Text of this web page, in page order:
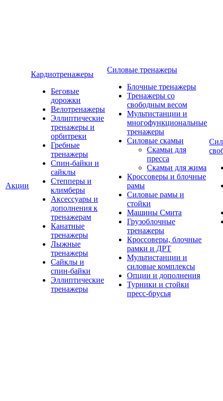
Акции
Кардиотренажеры
Беговые
дорожки
Велотренажеры
Эллиптические
тренажеры и
орбитреки
Гребные
тренажеры
Спин-байки и
сайклы
Степперы и
климберы
Аксессуары и
дополнения к
тренажерам
Канатные
тренажеры
Лыжные
тренажеры
Сайклы и
спин-байки
Эллиптические
тренажеры
Силовые тренажеры
Блочные тренажеры
Тренажеры со
свободным весом
Мультистанции и
многофункциональные
тренажеры
Силовые скамьи
Скамьи для
пресса
Скамьи для жима
Кроссоверы и блочные
рамы
Силовые рамы и
стойки
Машины Смита
Грузоблочные
тренажеры
Кроссоверы, блочные
рамки и ДРТ
Мультистанции и
силовые комплексы
Опции и дополнения
Турники и стойки
пресс-брусья